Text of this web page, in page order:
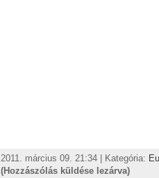
2011. március 09. 21:34 | Kategória:
(Hozzászólás küldése lezárva)